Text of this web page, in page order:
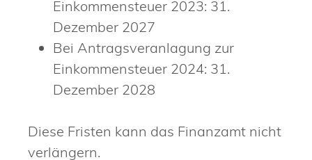
Einkommensteuer 2023: 31.
Dezember 2027
Bei Antragsveranlagung zur
Einkommensteuer 2024: 31.
Dezember 2028
Diese Fristen kann das Finanzamt nicht
verlängern.